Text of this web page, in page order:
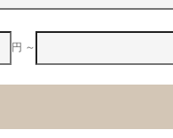
円 ～